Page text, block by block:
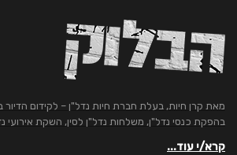
מאת קרן חיות, בעלת חברת חיות נדל"ן – לקידום
בהפקת כנסי נדל"ן, משלחות נדל"ן לסין, השקת אירועי
קרא/י עוד...